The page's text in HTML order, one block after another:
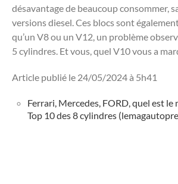
désavantage de beaucoup consommer,
versions diesel. Ces blocs sont
qu’un V8 ou un V12, un problème
5 cylindres. Et vous, quel V10 vous a
Article publié le 24/05/2024 à 5h41
Ferrari, Mercedes, FORD, quel est
Top 10 des 8 cylindres